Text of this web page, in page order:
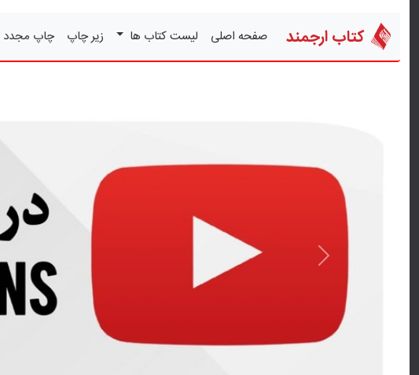
کتاب ارجمند صفحه اصلی لیست کتاب ها زیر چاپ چاپ مجدد
قبلی